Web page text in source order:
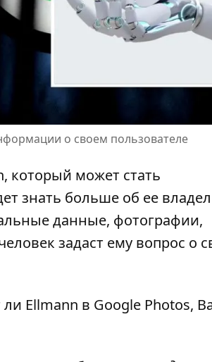
о своем пользователе
который может стать
знать больше об ее
данные, фотографии,
задаст ему вопрос о
Ellmann в Google Photos,